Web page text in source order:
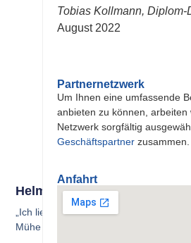
Tobias Kollmann, Diplom-
August 2022
Partnernetzwerk
Um Ihnen eine umfassende
anbieten zu können, arbeiten
Netzwerk sorgfältig
Geschäftspartner zusammen.
Anfahrt
Helmut Dennemark
„Ich liebe es, wenn ein Plan
Mühe und Ihren Einsatz!“